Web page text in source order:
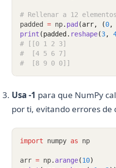
# Rellenar a 12
padded = np. pad (arr, (0,
print (padded. reshape(3,
# [[0 1 2 3]
#  [4 5 6 7]
#  [8 9 0 0]]
Usa -1 para que NumPy
por ti, evitando errores de
import numpy as np
arr = np. arange(10)